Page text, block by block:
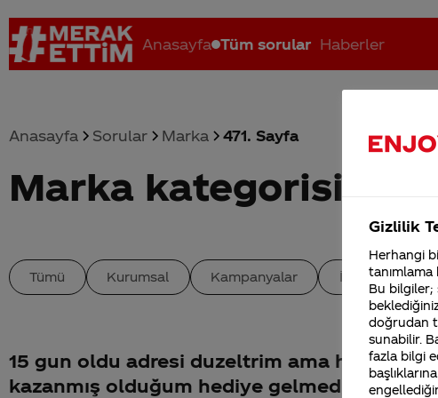
Anasayfa Tüm sorular Haberler
Coca-Cola nerenin malı? Coca cola İsrail malı mı Yani ... Coca-
Anasayfa Sorular Marka 471. Sayfa
Marka
Tümü Kurumsal Kampanyalar İçerik
15 gun oldu adresi duzeltrim ama hala
kazanmış olduğum hediye gelmedi ne
Gizlilik
Herhangi
Bu bilgiler;
doğrudan
sunabilir.
fazla bilgi